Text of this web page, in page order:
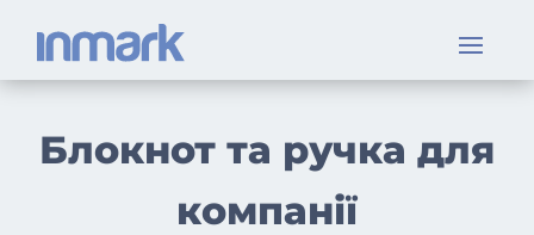
Блокнот та ручка для
компанії